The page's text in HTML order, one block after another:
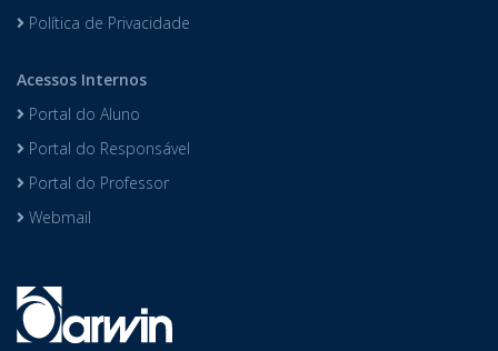
Política de Privacidade
Acessos Internos
Portal do Aluno
Portal do Responsável
Portal do Professor
Webmail